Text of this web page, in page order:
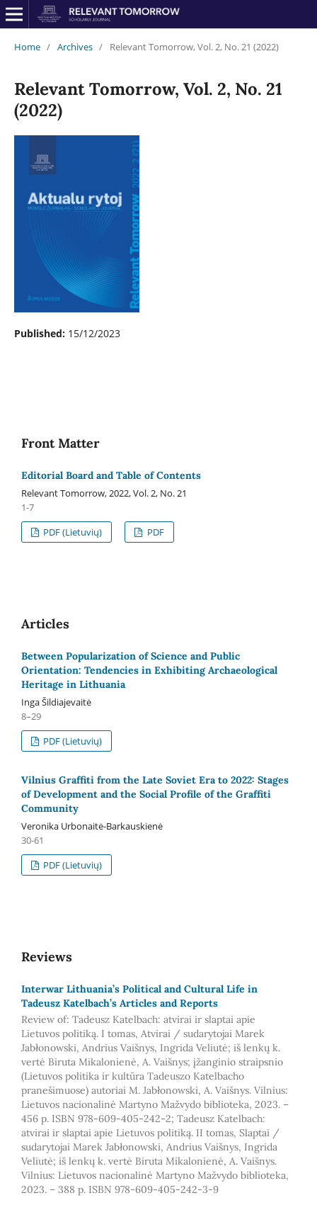
Home / Archives / Relevant Tomorrow, Vol. 2, No. 21 (2022)
Relevant Tomorrow, Vol. 2, No. 21
(2022)
Published: 15/12/2023
Front Matter
Editorial Board and Table of Contents
Relevant Tomorrow, 2022, Vol. 2, No. 21
1-7
PDF (Lietuvių)
PDF
Articles
Between Popularization of Science and Public
Orientation: Tendencies in Exhibiting Archaeological
Heritage in Lithuania
Inga Šildiajevaitė
8–29
PDF (Lietuvių)
Vilnius Graffiti from the Late Soviet Era to 2022: Stages
of Development and the Social Profile of the Graffiti
Community
Veronika Urbonaitė-Barkauskienė
30-61
PDF (Lietuvių)
Reviews
Interwar Lithuania’s Political and Cultural Life in
Tadeusz Katelbach’s Articles and Reports
Review of: Tadeusz Katelbach: atvirai ir slaptai apie
Lietuvos politiką. I tomas, Atvirai / sudarytojai Marek
Jabłonowski, Andrius Vaišnys, Ingrida Veliutė; iš lenkų k.
vertė Biruta Mikalonienė, A. Vaišnys; įžanginio straipsnio
(Lietuvos politika ir kultūra Tadeuszo Katelbacho
pranešimuose) autoriai M. Jabłonowski, A. Vaišnys. Vilnius:
Lietuvos nacionalinė Martyno Mažvydo biblioteka, 2023. –
456 p. ISBN 978-609-405-242-2; Tadeusz Katelbach:
atvirai ir slaptai apie Lietuvos politiką. II tomas, Slaptai /
sudarytojai Marek Jabłonowski, Andrius Vaišnys, Ingrida
Veliutė; iš lenkų k. vertė Biruta Mikalonienė, A. Vaišnys.
Vilnius: Lietuvos nacionalinė Martyno Mažvydo biblioteka,
2023. – 388 p. ISBN 978-609-405-242-3-9